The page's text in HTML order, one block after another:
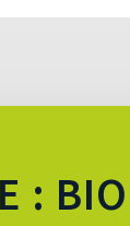
: